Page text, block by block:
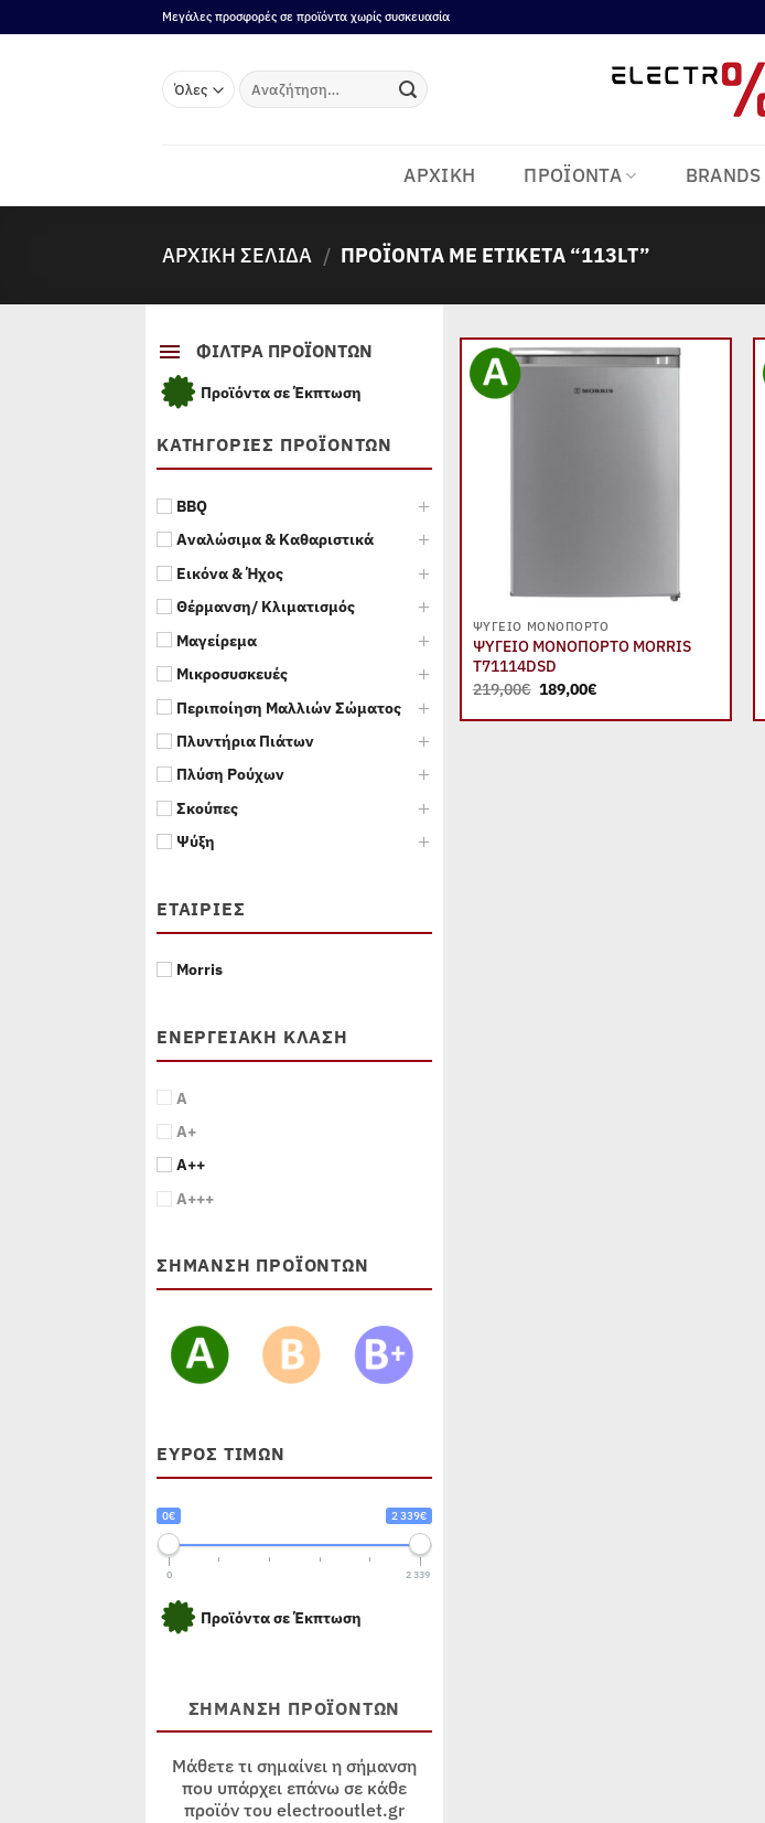
στο
Μεγάλες προσφορές σε προϊόντα χωρίς συσκευασία
Αναζήτηση
για:
ΑΡΧΙΚΗ ΠΡΟΪΟΝΤΑ BRANDS
ΑΡΧΙΚΉ ΣΕΛΊΔΑ / ΠΡΟΪΌΝΤΑ ΜΕ ΕΤΙΚΈΤΑ “113LT”
ΦΙΛΤΡΑ ΠΡΟΪΟΝΤΩΝ
Προϊόντα σε Έκπτωση
ΚΑΤΗΓΟΡΙΕΣ ΠΡΟΪΟΝΤΩΝ
BBQ
Αναλώσιμα & Καθαριστικά
Εικόνα & Ήχος
Θέρμανση/ Κλιματισμός
Μαγείρεμα
Μικροσυσκευές
Περιποίηση Μαλλιών Σώματος
Πλυντήρια Πιάτων
Πλύση Ρούχων
Σκούπες
Ψύξη
ΕΤΑΙΡΊΕΣ
Morris
ΕΝΕΡΓΕΙΑΚΉ ΚΛΆΣΗ
A
A+
A++
A+++
ΣΗΜΑΝΣΗ ΠΡΟΪΟΝΤΩΝ
ΕΎΡΟΣ ΤΙΜΏΝ
0€ 2 339€
0 2 339
Προϊόντα σε Έκπτωση
ΣΗΜΑΝΣΗ ΠΡΟΪΟΝΤΩΝ
Μάθετε τι σημαίνει η σήμανση
που υπάρχει επάνω σε κάθε
προϊόν του electrooutlet.gr
ΨΥΓΕΊΟ ΜΟΝΌΠΟΡΤΟ
ΨΥΓΕΙΟ ΜΟΝΟΠΟΡΤΟ MORRIS
T71114DSD
219,00€ Original
price
was:
189,00€Η
τιμή